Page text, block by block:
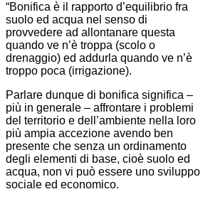
“Bonifica è il rapporto d’equilibrio fra
suolo ed acqua nel senso di
provvedere ad allontanare questa
quando ve n’è troppa (scolo o
drenaggio) ed addurla quando ve n’è
troppo poca (irrigazione).
Parlare dunque di bonifica significa –
più in generale – affrontare i problemi
del territorio e dell’ambiente nella loro
più ampia accezione avendo ben
presente che senza un ordinamento
degli elementi di base, cioè suolo ed
acqua, non vi può essere uno sviluppo
sociale ed economico.